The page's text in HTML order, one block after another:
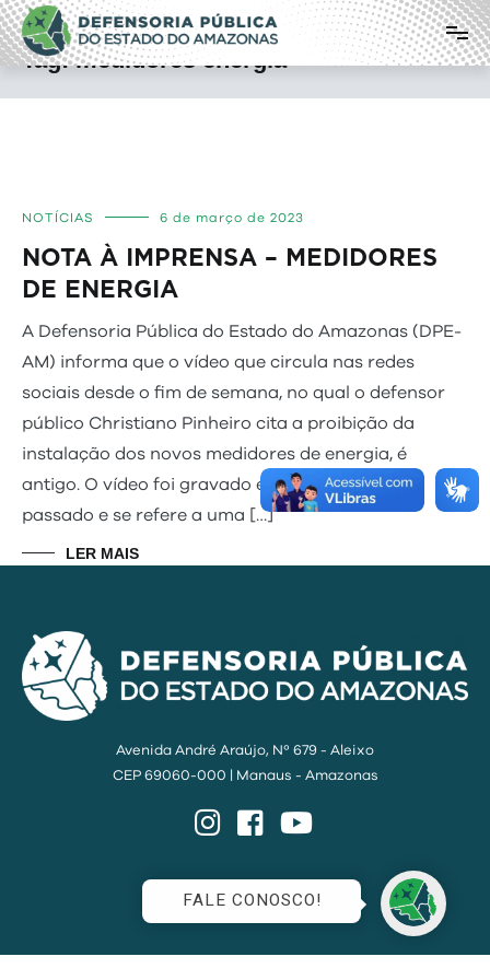
Pular
para
o
conteúdo
Defensoria Pública do Estado do
Amazonas
Tag:medidores energia
NOTÍCIAS 6 de março de 2023
NOTA À IMPRENSA – MEDIDORES
DE ENERGIA
A Defensoria Pública do Estado do Amazonas (DPE-
AM) informa que o vídeo que circula nas redes
sociais desde o fim de semana, no qual o defensor
público Christiano Pinheiro cita a proibição da
instalação dos novos medidores de energia, é
antigo. O vídeo foi gravado em outubro do ano
passado e se refere a uma […]
LER MAIS
Avenida André Araújo, Nº 679 - Aleixo
CEP 69060-000 | Manaus - Amazonas
InstagramFacebook
FALE CONOSCO!